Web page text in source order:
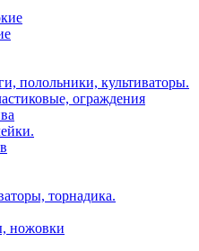
полольники, культиваторы.
ограждения
торнадика.
ножовки